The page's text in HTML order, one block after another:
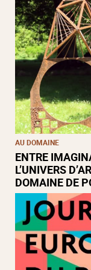
AU DOMAINE
ENTRE
L’UNIVERS
DOMAINE DE